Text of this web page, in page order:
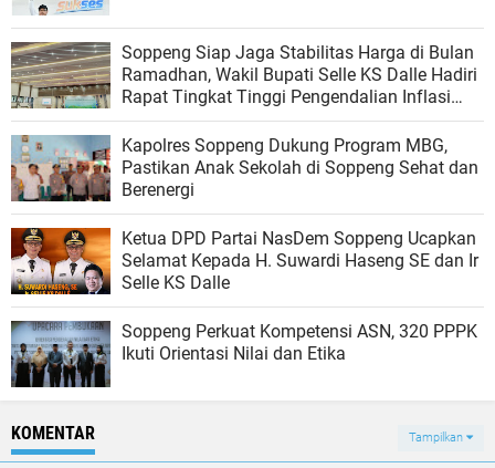
Soppeng Siap Jaga Stabilitas Harga di Bulan
Ramadhan, Wakil Bupati Selle KS Dalle Hadiri
Rapat Tingkat Tinggi Pengendalian Inflasi
Sulsel
Kapolres Soppeng Dukung Program MBG,
Pastikan Anak Sekolah di Soppeng Sehat dan
Berenergi
Ketua DPD Partai NasDem Soppeng Ucapkan
Selamat Kepada H. Suwardi Haseng SE dan Ir
Selle KS Dalle
Soppeng Perkuat Kompetensi ASN, 320 PPPK
Ikuti Orientasi Nilai dan Etika
KOMENTAR Tampilkan